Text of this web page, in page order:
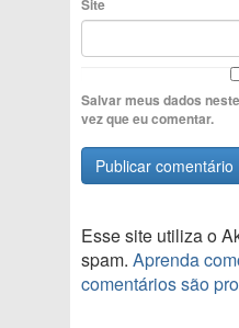
Site
Salvar meus dados
vez que eu comentar.
Esse site utiliza o
spam. Aprenda
comentários são